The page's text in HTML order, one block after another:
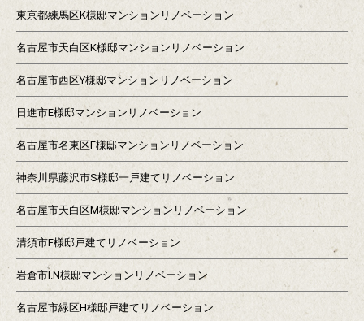
東京都練馬区K様邸マンションリノベーション
名古屋市天白区K様邸マンションリノベーション
名古屋市西区Y様邸マンションリノベーション
日進市E様邸マンションリノベーション
名古屋市名東区F様邸マンションリノベーション
神奈川県藤沢市S様邸一戸建てリノベーション
名古屋市天白区M様邸マンションリノベーション
清須市F様邸戸建てリノベーション
岩倉市I.N様邸マンションリノベーション
名古屋市緑区H様邸戸建てリノベーション